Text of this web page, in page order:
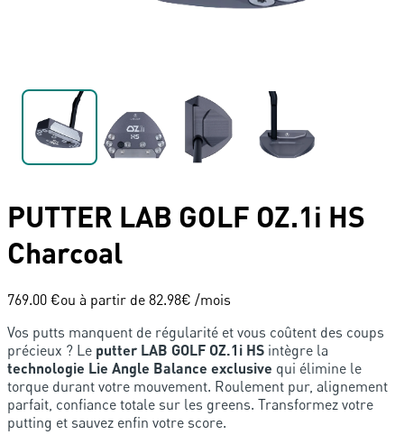
PUTTER LAB GOLF OZ.1i HS
Charcoal
769.00 €ou à partir de 82.98€ /mois
Vos putts manquent de régularité et vous coûtent des coups
précieux ? Le putter LAB GOLF OZ.1i HS intègre la
technologie Lie Angle Balance exclusive qui élimine le
torque durant votre mouvement. Roulement pur, alignement
parfait, confiance totale sur les greens. Transformez votre
putting et sauvez enfin votre score.